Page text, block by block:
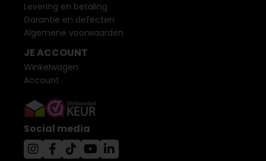
Levering en betaling
Garantie en defecten
Algemene voorwaarden
JE ACCOUNT
Winkelwagen
Account
Social media